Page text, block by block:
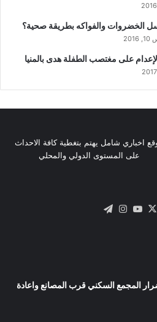
الخضروات والفواكه بطريقة صحية؟
على مغتصب الطفلة هدى بالمنيا
اخباري شامل يهتم بتغطية كافة الاحداث
على المستوى الدولي والمحلي
فيسبوك
X يوتيوبانستقرام
المجمع السكني قرب المصانع واعادة